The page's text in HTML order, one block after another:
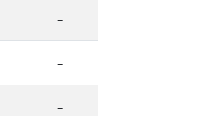
-
-
-